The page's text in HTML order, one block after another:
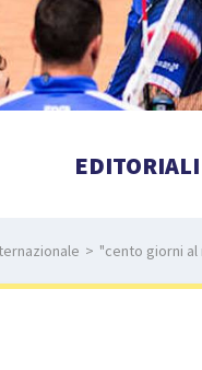
EDITORIALI
> "cento giorni al